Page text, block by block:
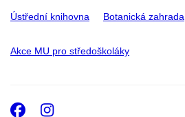
Ústřední knihovna Botanická zahrada
Akce MU pro středoškoláky
Facebook
Instagram